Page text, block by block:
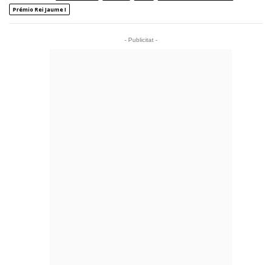
Prémio Rei Jaume I
- Publicitat -